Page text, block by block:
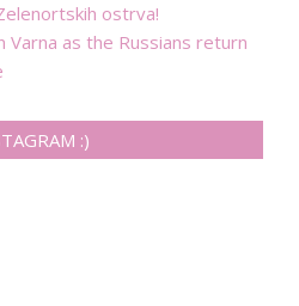
ostrva!
Varna as the Russians return
:)